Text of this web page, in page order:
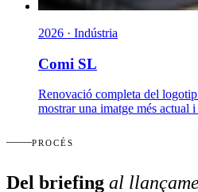
2026 · Indústria
Comi SL
Renovació completa del
mostrar una imatge més actual
PROCÉS
Del briefing al